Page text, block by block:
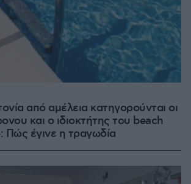
από αμέλεια κατηγορούνται οι
και ο ιδιοκτήτης του beach
έγινε η τραγωδία